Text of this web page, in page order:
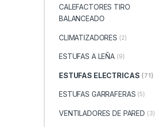
CALEFACTORES TIRO
BALANCEADO
CLIMATIZADORES (2)
ESTUFAS A LEÑA (9)
ESTUFAS ELECTRICAS (71)
ESTUFAS GARRAFERAS (5)
VENTILADORES DE PARED (3)